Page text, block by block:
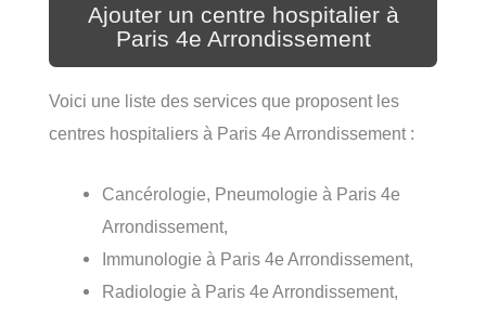
Ajouter un centre hospitalier à
Paris 4e Arrondissement
Voici une liste des services que proposent les
centres hospitaliers à Paris 4e Arrondissement :
Cancérologie, Pneumologie à Paris 4e
Arrondissement,
Immunologie à Paris 4e Arrondissement,
Radiologie à Paris 4e Arrondissement,